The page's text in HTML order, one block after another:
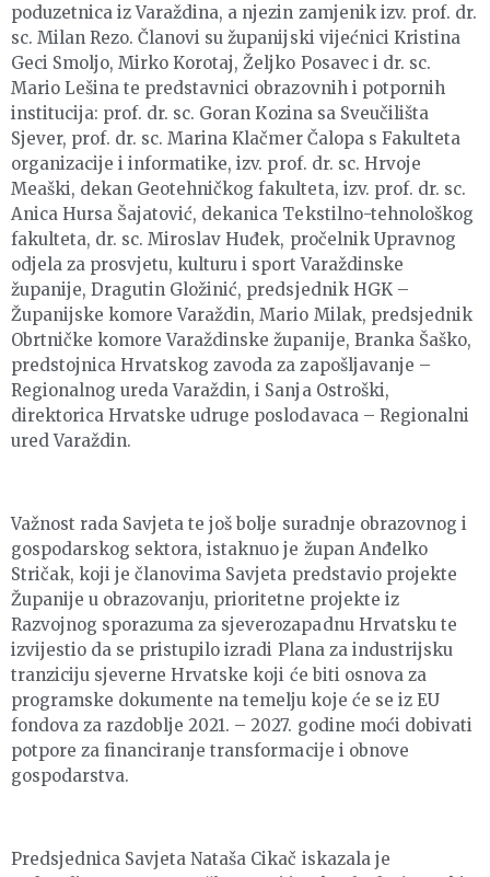
poduzetnica iz Varaždina, a njezin zamjenik izv. prof. dr.
sc. Milan Rezo. Članovi su županijski vijećnici Kristina
Geci Smoljo, Mirko Korotaj, Željko Posavec i dr. sc.
Mario Lešina te predstavnici obrazovnih i potpornih
institucija: prof. dr. sc. Goran Kozina sa Sveučilišta
Sjever, prof. dr. sc. Marina Klačmer Čalopa s Fakulteta
organizacije i informatike, izv. prof. dr. sc. Hrvoje
Meaški, dekan Geotehničkog fakulteta, izv. prof. dr. sc.
Anica Hursa Šajatović, dekanica Tekstilno-tehnološkog
fakulteta, dr. sc. Miroslav Huđek, pročelnik Upravnog
odjela za prosvjetu, kulturu i sport Varaždinske
županije, Dragutin Gložinić, predsjednik HGK –
Županijske komore Varaždin, Mario Milak, predsjednik
Obrtničke komore Varaždinske županije, Branka Šaško,
predstojnica Hrvatskog zavoda za zapošljavanje –
Regionalnog ureda Varaždin, i Sanja Ostroški,
direktorica Hrvatske udruge poslodavaca – Regionalni
ured Varaždin.
Važnost rada Savjeta te još bolje suradnje obrazovnog i
gospodarskog sektora, istaknuo je župan Anđelko
Stričak, koji je članovima Savjeta predstavio projekte
Županije u obrazovanju, prioritetne projekte iz
Razvojnog sporazuma za sjeverozapadnu Hrvatsku te
izvijestio da se pristupilo izradi Plana za industrijsku
tranziciju sjeverne Hrvatske koji će biti osnova za
programske dokumente na temelju koje će se iz EU
fondova za razdoblje 2021. – 2027. godine moći dobivati
potpore za financiranje transformacije i obnove
gospodarstva.
Predsjednica Savjeta Nataša Cikač iskazala je